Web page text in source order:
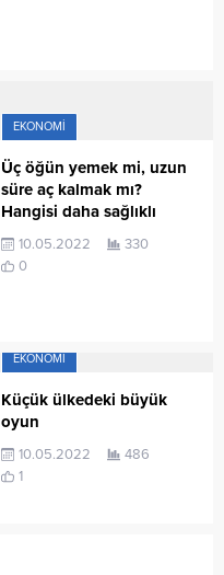
EKONOMI
Üç öğün yemek mi, uzun
süre aç kalmak mı?
Hangisi daha sağlıklı
10.05.2022
330
0
EKONOMI
Küçük ülkedeki büyük
oyun
10.05.2022
486
1